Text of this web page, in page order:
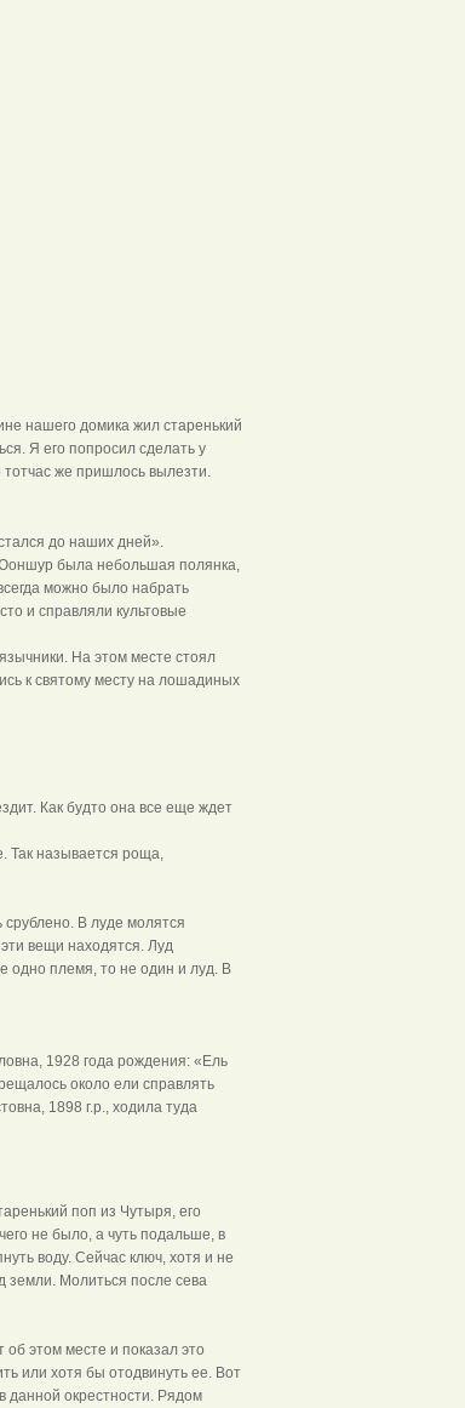
нашего домика жил старенький
Я его попросил сделать у
же пришлось вылезти.
до наших дней».
была небольшая полянка,
можно было набрать
и справляли культовые
На этом месте стоял
к святому месту на лошадиных
Как будто она все еще ждет
Так называется роща,
В луде молятся
вещи находятся. Луд
одно племя, то не один и луд. В
1928 года рождения: «Ель
около ели справлять
1898 г.р., ходила туда
поп из Чутыря, его
не было, а чуть подальше, в
воду. Сейчас ключ, хотя и не
земли. Молиться после сева
этом месте и показал это
или хотя бы отодвинуть ее. Вот
данной окрестности. Рядом